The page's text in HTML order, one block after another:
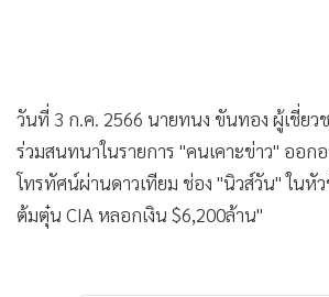
วันที่ 3 ก.ค. 2566 นายทนง ขันทอง ผู้เชี่ยว
ร่วมสนทนาในรายการ "คนเคาะข่าว" ออก
โทรทัศน์ผ่านดาวเทียม ช่อง "นิวส์วัน" ในหั
ต้มตุ๋น CIA หลอกเงิน $6,200ล้าน"